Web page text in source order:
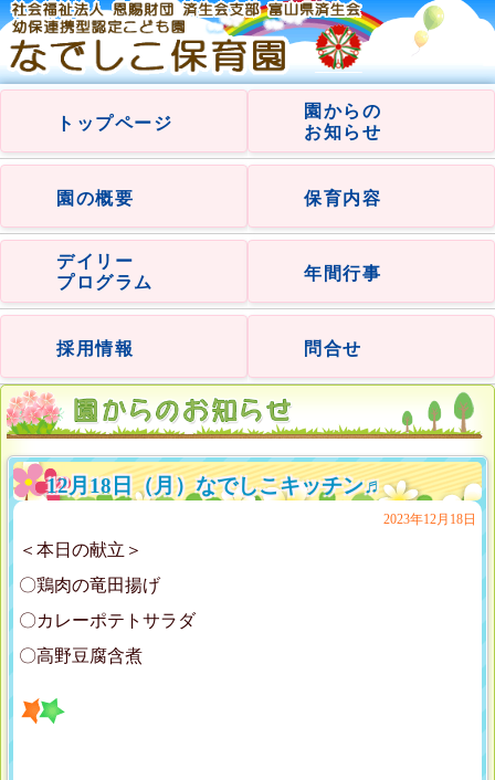
トップページ
園からの
お知らせ
園の概要 保育内容
デイリー
プログラム
年間行事
採用情報 問合せ
12月18日（月）なでしこキッチン♬
2023年12月18日
＜本日の献立＞
〇鶏肉の竜田揚げ
〇カレーポテトサラダ
〇高野豆腐含煮